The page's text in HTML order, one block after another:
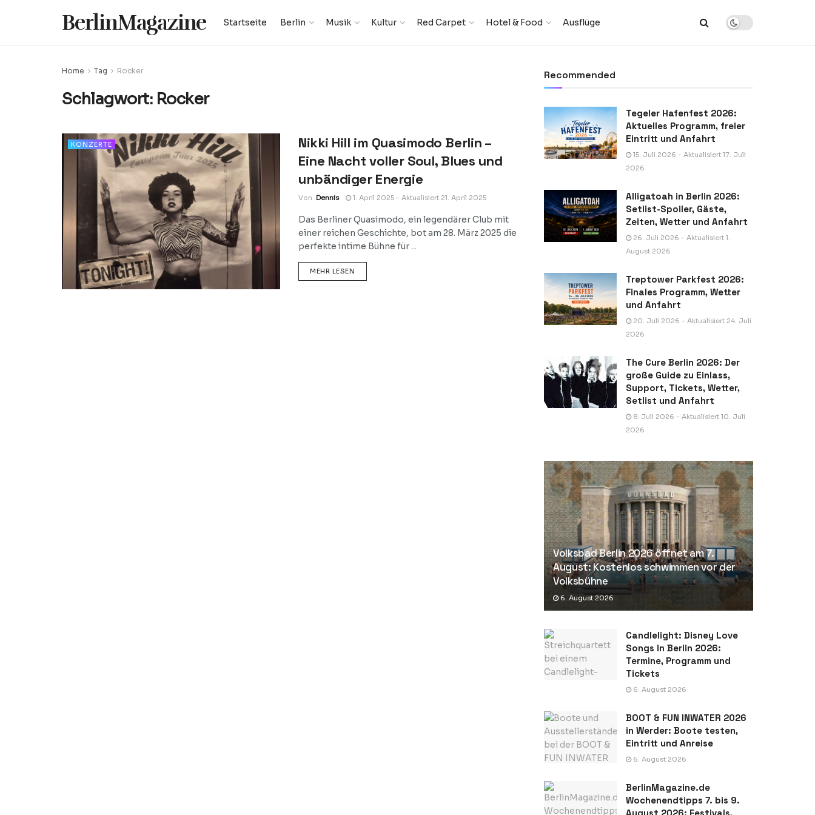
BerlinMagazine Startseite Berlin Musik Kultur Red Carpet Hotel & Food Ausflüge
Home Tag Rocker
Schlagwort: Rocker
KONZERTE
Nikki Hill im Quasimodo Berlin –
Eine Nacht voller Soul, Blues und
unbändiger Energie
Von Dennis 1. April 2025 - Aktualisiert 21. April 2025
Das Berliner Quasimodo, ein legendärer Club mit
einer reichen Geschichte, bot am 28. März 2025 die
perfekte intime Bühne für ...
MEHR LESEN
Recommended
Tegeler Hafenfest 2026:
Aktuelles Programm, freier
Eintritt und Anfahrt
15. Juli 2026 - Aktualisiert 17. Juli
2026
Alligatoah in Berlin 2026:
Setlist-Spoiler, Gäste,
Zeiten, Wetter und Anfahrt
26. Juli 2026 - Aktualisiert 1.
August 2026
Treptower Parkfest 2026:
Finales Programm, Wetter
und Anfahrt
20. Juli 2026 - Aktualisiert 24. Juli
2026
The Cure Berlin 2026: Der
große Guide zu Einlass,
Support, Tickets, Wetter,
Setlist und Anfahrt
8. Juli 2026 - Aktualisiert 10. Juli
2026
Volksbad Berlin 2026 öffnet am 7.
August: Kostenlos schwimmen vor der
Volksbühne
6. August 2026
Candlelight: Disney Love
Songs in Berlin 2026:
Termine, Programm und
Tickets
6. August 2026
BOOT & FUN INWATER 2026
in Werder: Boote testen,
Eintritt und Anreise
6. August 2026
BerlinMagazine.de
Wochenendtipps 7. bis 9.
August 2026: Festivals,